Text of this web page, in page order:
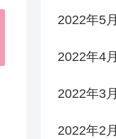
2022年5月
2022年4月
2022年3月
2022年2月